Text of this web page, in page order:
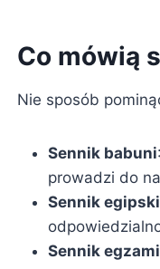
Co mówią
Nie sposób
Sennik babuni
prowadzi do
Sennik egipski
Sennik